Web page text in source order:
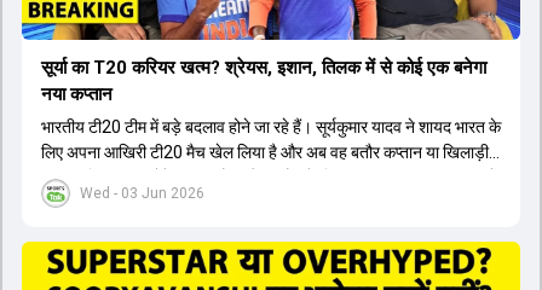
Wed - 03 Jun 2026
सूर्या का T20 करियर खत्म? श्रेयस, इशान, तिलक में से कोई एक बनेगा
नया कप्तान
भारतीय टी20 टीम में बड़े बदलाव होने जा रहे हैं। सूर्यकुमार यादव ने शायद भारत के
लिए अपना आखिरी टी20 मैच खेल लिया है और अब वह बतौर कप्तान या खिलाड़ी
टीम का हिस्सा नहीं होंगे। आयरलैंड और इंग्लैंड के खिलाफ आगामी टी20 सीरीज के
लिए नए कप्तान की तलाश जारी है। इस रेस में श्रेयस अय्यर सबसे आगे चल रहे
पटेल इस रेस में काफी पीछे हैं, जबकि संजू सैमसन और रजत पाटीदार कप्तानी की
दौड़ से बाहर हैं। आगामी सीरीज के लिए वैभव सूर्यवंशी को तीसरे ओपनर के तौर पर